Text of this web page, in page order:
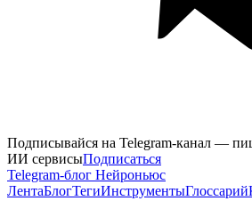
Подписывайся на Telegram-канал —
ИИ сервисыПодписаться
Telegram-блог Нейроньюс
ЛентаБлогТегиИнструментыГлоссарий